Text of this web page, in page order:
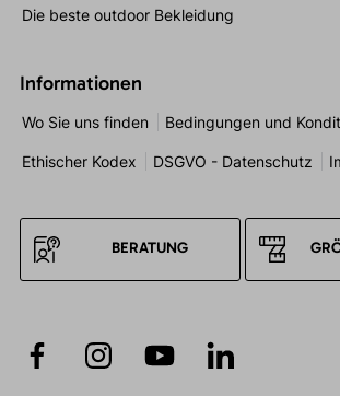
Die beste outdoor Bekleidung
Informationen
Wo Sie uns finden Bedingungen und
Ethischer Kodex DSGVO - Datenschutz
BERATUNG